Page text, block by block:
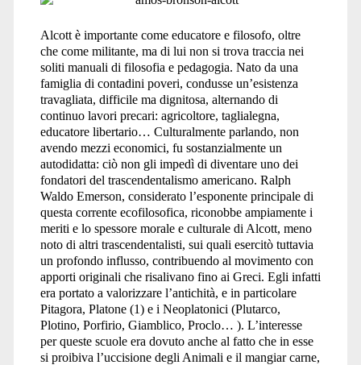
Emerson</span>
Alcott è importante come educatore e filosofo, oltre
che come militante, ma di lui non si trova traccia nei
soliti manuali di filosofia e pedagogia. Nato da una
famiglia di contadini poveri, condusse un’esistenza
travagliata, difficile ma dignitosa, alternando di
continuo lavori precari: agricoltore, taglialegna,
educatore libertario… Culturalmente parlando, non
avendo mezzi economici, fu sostanzialmente un
autodidatta: ciò non gli impedì di diventare uno dei
fondatori del trascendentalismo americano. Ralph
Waldo Emerson, considerato l’esponente principale di
questa corrente ecofilosofica, riconobbe ampiamente i
meriti e lo spessore morale e culturale di Alcott, meno
noto di altri trascendentalisti, sui quali esercitò tuttavia
un profondo influsso, contribuendo al movimento con
apporti originali che risalivano fino ai Greci. Egli infatti
era portato a valorizzare l’antichità, e in particolare
Pitagora, Platone (1) e i Neoplatonici (Plutarco,
Plotino, Porfirio, Giamblico, Proclo… ). L’interesse
per queste scuole era dovuto anche al fatto che in esse
si proibiva l’uccisione degli Animali e il mangiar carne,